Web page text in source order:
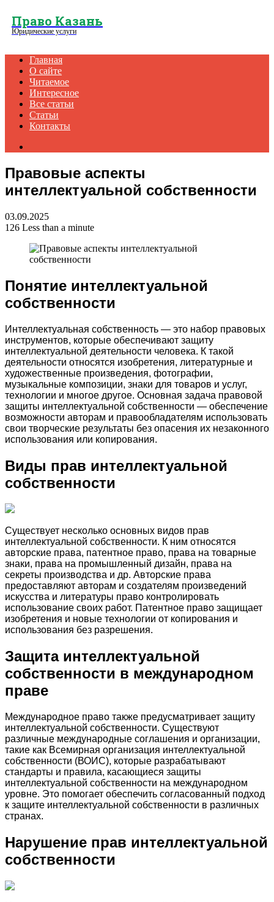
Право Казань
Юридические услуги
Главная
О сайте
Читаемое
Интересное
Все статьи
Статьи
Контакты
Правовые аспекты
интеллектуальной собственности
03.09.2025
126 Less than a minute
Понятие интеллектуальной
собственности
Интеллектуальная собственность — это набор правовых
инструментов, которые обеспечивают защиту
интеллектуальной деятельности человека. К такой
деятельности относятся изобретения, литературные и
художественные произведения, фотографии,
музыкальные композиции, знаки для товаров и услуг,
технологии и многое другое. Основная задача правовой
защиты интеллектуальной собственности — обеспечение
возможности авторам и правообладателям использовать
свои творческие результаты без опасения их незаконного
использования или копирования.
Виды прав интеллектуальной
собственности
Существует несколько основных видов прав
интеллектуальной собственности. К ним относятся
авторские права, патентное право, права на товарные
знаки, права на промышленный дизайн, права на
секреты производства и др. Авторские права
предоставляют авторам и создателям произведений
искусства и литературы право контролировать
использование своих работ. Патентное право защищает
изобретения и новые технологии от копирования и
использования без разрешения.
Защита интеллектуальной
собственности в международном
праве
Международное право также предусматривает защиту
интеллектуальной собственности. Существуют
различные международные соглашения и организации,
такие как Всемирная организация интеллектуальной
собственности (ВОИС), которые разрабатывают
стандарты и правила, касающиеся защиты
интеллектуальной собственности на международном
уровне. Это помогает обеспечить согласованный подход
к защите интеллектуальной собственности в различных
странах.
Нарушение прав интеллектуальной
собственности